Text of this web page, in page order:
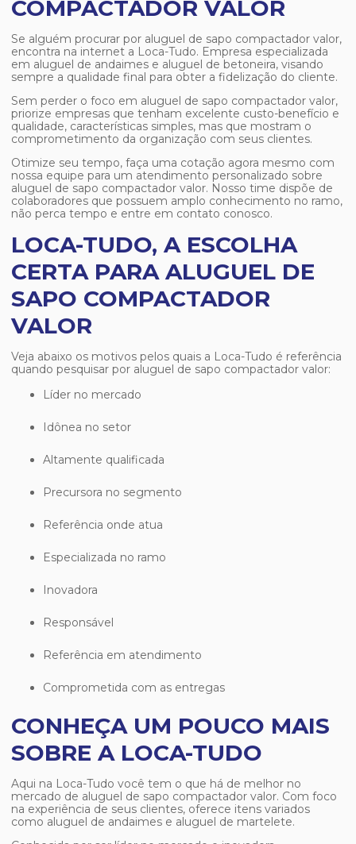
COMPACTADOR VALOR
Se alguém procurar por aluguel de sapo compactador valor,
encontra na internet a Loca-Tudo. Empresa especializada
em aluguel de andaimes e aluguel de betoneira, visando
sempre a qualidade final para obter a fidelização do cliente.
Sem perder o foco em aluguel de sapo compactador valor,
priorize empresas que tenham excelente custo-benefício e
qualidade, características simples, mas que mostram o
comprometimento da organização com seus clientes.
Otimize seu tempo, faça uma cotação agora mesmo com
nossa equipe para um atendimento personalizado sobre
aluguel de sapo compactador valor. Nosso time dispõe de
colaboradores que possuem amplo conhecimento no ramo,
não perca tempo e entre em contato conosco.
LOCA-TUDO, A ESCOLHA
CERTA PARA ALUGUEL DE
SAPO COMPACTADOR
VALOR
Veja abaixo os motivos pelos quais a Loca-Tudo é referência
quando pesquisar por aluguel de sapo compactador valor:
líder no mercado
idônea no setor
altamente qualificada
precursora no segmento
referência onde atua
especializada no ramo
inovadora
responsável
referência em atendimento
comprometida com as entregas
CONHEÇA UM POUCO MAIS
SOBRE A LOCA-TUDO
Aqui na Loca-Tudo você tem o que há de melhor no
mercado de aluguel de sapo compactador valor. Com foco
na experiência de seus clientes, oferece itens variados
como aluguel de andaimes e aluguel de martelete.